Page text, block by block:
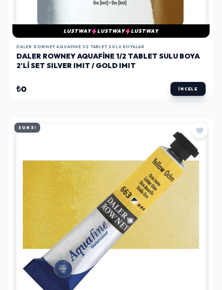
LUSTWAY LUSTWAY LUSTWAY
DALER ROWNEY AQUAFINE 1/2 TABLET SULU BOYALAR
DALER ROWNEY AQUAFINE 1/2 TABLET SULU BOYA
2'LI SET SILVER IMIT / GOLD IMIT
₺0 İNCELE
SON 3!